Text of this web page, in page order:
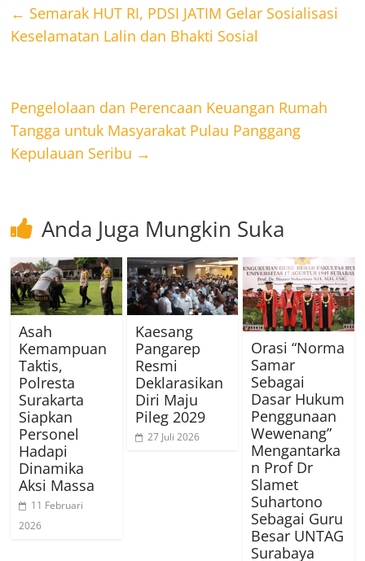
← Semarak HUT RI, PDSI JATIM Gelar Sosialisasi
Keselamatan Lalin dan Bhakti Sosial
Pengelolaan dan Perencaan Keuangan Rumah
Tangga untuk Masyarakat Pulau Panggang
Kepulauan Seribu →
Anda Juga Mungkin Suka
Asah
Kemampuan
Taktis,
Polresta
Surakarta
Siapkan
Personel
Hadapi
Dinamika
Aksi Massa
11 Februari
2026
Kaesang
Pangarep
Resmi
Deklarasikan
Diri Maju
Pileg 2029
27 Juli 2026
Orasi “Norma
Samar
Sebagai
Dasar Hukum
Penggunaan
Wewenang”
Mengantarka
n Prof Dr
Slamet
Suhartono
Sebagai Guru
Besar UNTAG
Surabaya